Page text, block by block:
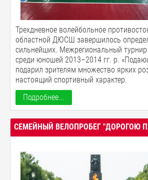
Трехдневное волейбольное
областной ДЮСШ завершилось
сильнейших. Межрегиональный
среди юношей 2013–2014 гг. р.
подарил зрителям множество ярких
настоящий спортивный характер.
Подробнее...
СЕМЕЙНЫЙ ВЕЛОПРОБЕГ "ДОРОГОЮ